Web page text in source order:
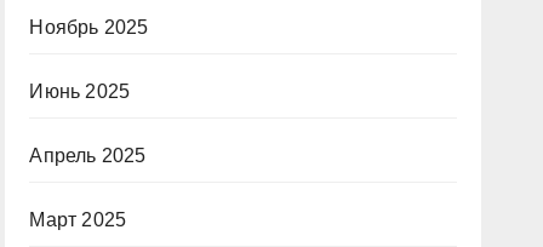
Ноябрь 2025
Июнь 2025
Апрель 2025
Март 2025